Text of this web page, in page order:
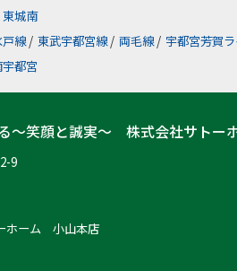
東城南
線 / 東武宇都宮線 / 両毛線 / 宇都宮芳賀
宇都宮
～笑顔と誠実～ 株式会社サトー
9
ホーム 小山本店